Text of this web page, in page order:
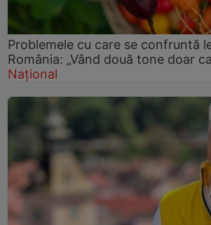
Problemele cu care se confruntă
România: „Vând două tone doar
Național